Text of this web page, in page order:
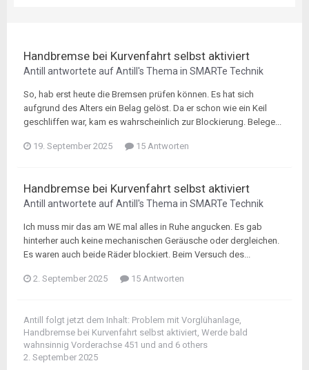
Handbremse bei Kurvenfahrt selbst aktiviert
Antill antwortete aufAntill 's Thema in SMARTe Technik
So, hab erst heute die Bremsen prüfen können. Es hat sich
aufgrund des Alters ein Belag gelöst. Da er schon wie ein Keil
geschliffen war, kam es wahrscheinlich zur Blockierung. Belege...
19. September 2025 15 Antworten
Handbremse bei Kurvenfahrt selbst aktiviert
Antill antwortete aufAntill 's Thema in SMARTe Technik
Ich muss mir das am WE mal alles in Ruhe angucken. Es gab
hinterher auch keine mechanischen Geräusche oder dergleichen.
Es waren auch beide Räder blockiert. Beim Versuch des...
2. September 2025 15 Antworten
Antill folgt jetzt dem Inhalt: Problem mit Vorglühanlage,
Handbremse bei Kurvenfahrt selbst aktiviert, Werde bald
wahnsinnig Vorderachse 451 und and 6 others
2. September 2025